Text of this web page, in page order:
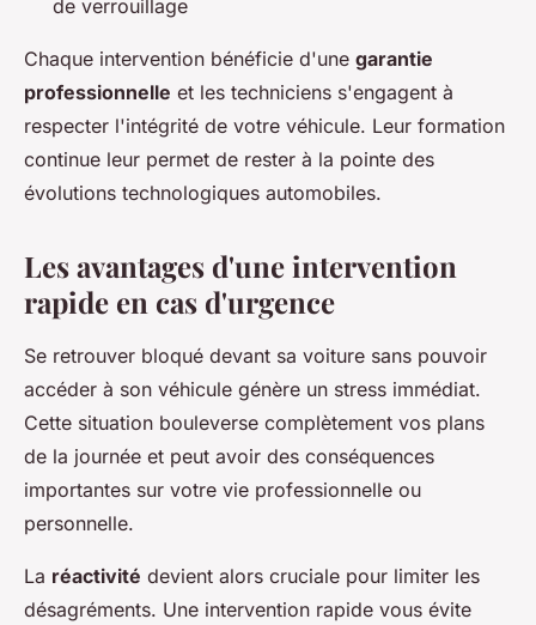
de verrouillage
Chaque intervention bénéficie d'une garantie
professionnelle et les techniciens s'engagent à
respecter l'intégrité de votre véhicule. Leur formation
continue leur permet de rester à la pointe des
évolutions technologiques automobiles.
Les avantages d'une intervention
rapide en cas d'urgence
Se retrouver bloqué devant sa voiture sans pouvoir
accéder à son véhicule génère un stress immédiat.
Cette situation bouleverse complètement vos plans
de la journée et peut avoir des conséquences
importantes sur votre vie professionnelle ou
personnelle.
La réactivité devient alors cruciale pour limiter les
désagréments. Une intervention rapide vous évite